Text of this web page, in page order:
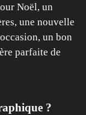
Noël, un
une nouvelle
un bon
parfaite de
?